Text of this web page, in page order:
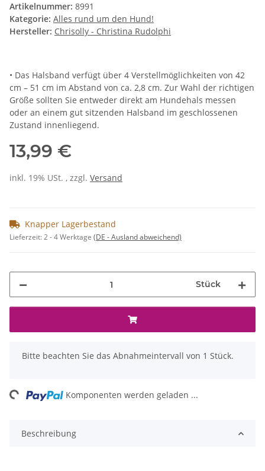
Artikelnummer: 8991
Kategorie: Alles rund um den Hund!
Hersteller: Chrisolly - Christina Rudolphi
• Das Halsband verfügt über 4 Verstellmöglichkeiten von 42
cm – 51 cm im Abstand von ca. 2,8 cm. Zur Wahl der richtigen
Größe sollten Sie entweder direkt am Hundehals messen
oder an einem gut sitzenden Halsband im geschlossenen
Zustand innenliegend.
13,99 €
inkl. 19% USt. , zzgl. Versand
Knapper Lagerbestand
Lieferzeit:2 - 4 Werktage (DE - Ausland abweichend)
Stück
x
Bitte beachten Sie das Abnahmeintervall von 1 Stück.
Komponenten werden geladen ...
Beschreibung